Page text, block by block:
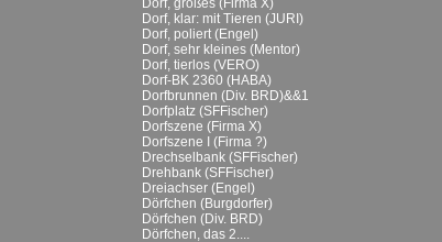
Dorf, großes (Firma X)
Dorf, klar: mit Tieren (JURI)
Dorf, poliert (Engel)
Dorf, sehr kleines (Mentor)
Dorf, tierlos (VERO)
Dorf-BK 2360 (HABA)
Dorfbrunnen (Div. BRD)&&1
Dorfplatz (SFFischer)
Dorfszene (Firma X)
Dorfszene I (Firma ?)
Drechselbank (SFFischer)
Drehbank (SFFischer)
Dreiachser (Engel)
Dörfchen (Burgdorfer)
Dörfchen (Div. BRD)
Dörfchen, das 2....